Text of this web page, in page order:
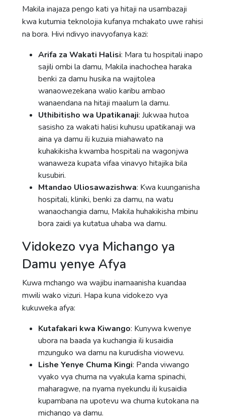
Makila inajaza pengo kati ya hitaji na usambazaji
kwa kutumia teknolojia kufanya mchakato uwe rahisi
na bora. Hivi ndivyo inavyofanya kazi:
Arifa za Wakati Halisi: Mara tu hospitali inapo
sajili ombi la damu, Makila inachochea haraka
benki za damu husika na wajitolea
wanaowezekana walio karibu ambao
wanaendana na hitaji maalum la damu.
Uthibitisho wa Upatikanaji: Jukwaa hutoa
sasisho za wakati halisi kuhusu upatikanaji wa
aina ya damu ili kuzuia miahawato na
kuhakikisha kwamba hospitali na wagonjwa
wanaweza kupata vifaa vinavyo hitajika bila
kusubiri.
Mtandao Uliosawazishwa: Kwa kuunganisha
hospitali, kliniki, benki za damu, na watu
wanaochangia damu, Makila huhakikisha mbinu
bora zaidi ya kutatua uhaba wa damu.
Vidokezo vya Michango ya
Damu yenye Afya
Kuwa mchango wa wajibu inamaanisha kuandaa
mwili wako vizuri. Hapa kuna vidokezo vya
kukuweka afya:
Kutafakari kwa Kiwango: Kunywa kwenye
ubora na baada ya kuchangia ili kusaidia
mzunguko wa damu na kurudisha viowevu.
Lishe Yenye Chuma Kingi: Panda viwango
vyako vya chuma na vyakula kama spinachi,
maharagwe, na nyama nyekundu ili kusaidia
kupambana na upotevu wa chuma kutokana na
michango ya damu.